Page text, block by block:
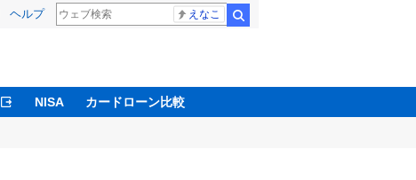
ヘルプ えなこ
NISA カードローン比較